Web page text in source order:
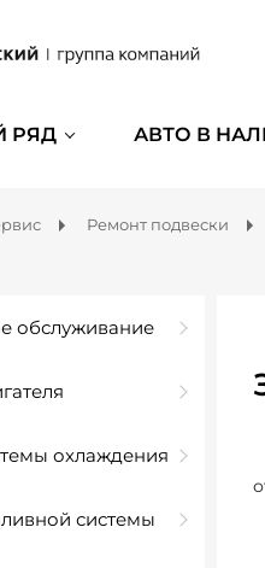
РЯД АВТО В
Ремонт подвески
обслуживание
охлаждения
системы